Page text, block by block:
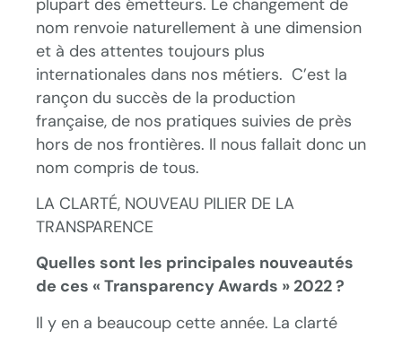
nom renvoie naturellement à une dimension
et à des attentes toujours plus
internationales dans nos métiers. C’est la
rançon du succès de la production
française, de nos pratiques suivies de près
hors de nos frontières. Il nous fallait donc un
nom compris de tous.
LA CLARTÉ, NOUVEAU PILIER DE LA
TRANSPARENCE
Quelles sont les principales nouveautés
de ces « Transparency Awards » 2022 ?
Il y en a beaucoup cette année. La clarté